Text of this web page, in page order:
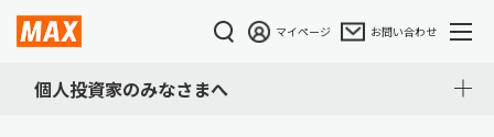
マイページ お問い合わせ
個人投資家のみなさまへ